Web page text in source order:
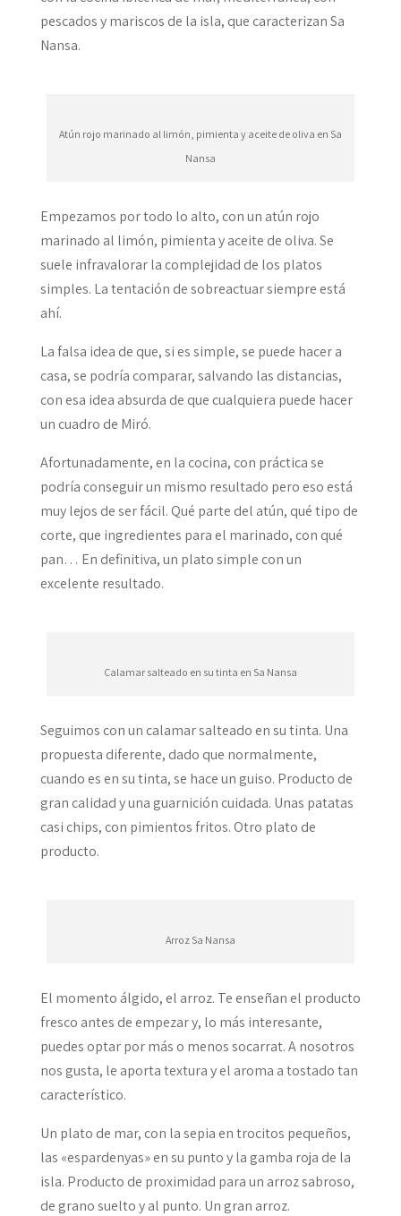
pescados y mariscos de la isla, que caracterizan Sa
Nansa.
Atún rojo marinado al limón, pimienta y aceite de oliva en Sa
Nansa
Empezamos por todo lo alto, con un atún rojo
marinado al limón, pimienta y aceite de oliva. Se
suele infravalorar la complejidad de los platos
simples. La tentación de sobreactuar siempre está
ahí.
La falsa idea de que, si es simple, se puede hacer a
casa, se podría comparar, salvando las distancias,
con esa idea absurda de que cualquiera puede hacer
un cuadro de Miró.
Afortunadamente, en la cocina, con práctica se
podría conseguir un mismo resultado pero eso está
muy lejos de ser fácil. Qué parte del atún, qué tipo de
corte, que ingredientes para el marinado, con qué
pan… En definitiva, un plato simple con un
excelente resultado.
Calamar salteado en su tinta en Sa Nansa
Seguimos con un calamar salteado en su tinta. Una
propuesta diferente, dado que normalmente,
cuando es en su tinta, se hace un guiso. Producto de
gran calidad y una guarnición cuidada. Unas patatas
casi chips, con pimientos fritos. Otro plato de
producto.
Arroz Sa Nansa
El momento álgido, el arroz. Te enseñan el producto
fresco antes de empezar y, lo más interesante,
puedes optar por más o menos socarrat. A nosotros
nos gusta, le aporta textura y el aroma a tostado tan
característico.
Un plato de mar, con la sepia en trocitos pequeños,
las «espardenyas» en su punto y la gamba roja de la
isla. Producto de proximidad para un arroz sabroso,
de grano suelto y al punto. Un gran arroz.